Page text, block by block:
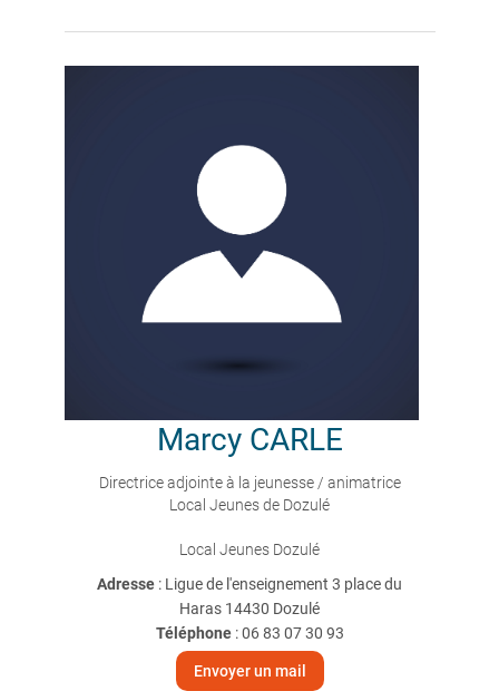
Marcy CARLE
Directrice adjointe à la jeunesse / animatrice
Local Jeunes de Dozulé
Local Jeunes Dozulé
Adresse : Ligue de l'enseignement 3 place du
Haras 14430 Dozulé
Téléphone:06 83 07 30 93
Envoyer un mail